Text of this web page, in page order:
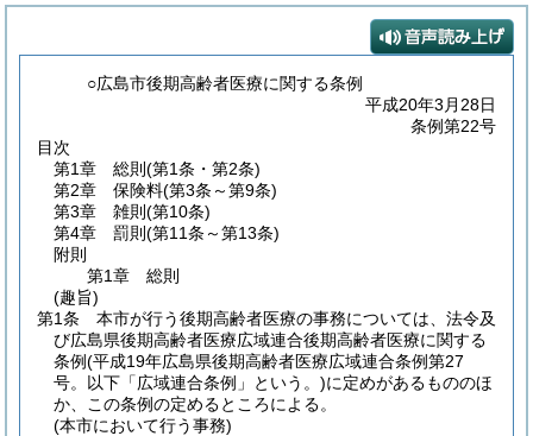
○広島市後期高齢者医療に関する条例
平成20年3月28日
条例第22号
目次
第1章
総則 (第1条・第2条)
第2章
保険料(第3条～第9条)
第3章
雑則 (第10条)
第4章
罰則 (第11条～第13条)
附則
第1章
総則
(趣旨)
第1条
本市が行う後期高齢者医療の事務については、法令及
び広島県後期高齢者医療広域連合後期高齢者医療に関する
条例(平成19年広島県後期高齢者医療広域連合条例第27
号。以下「広域連合条例」という。)に定めがあるもののほ
か、この条例の定めるところによる。
(本市において行う事務)